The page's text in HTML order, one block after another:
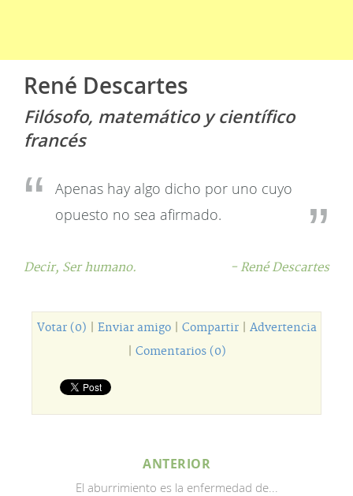
René Descartes
Filósofo, matemático y científico
francés
Apenas hay algo dicho por uno cuyo
opuesto no sea afirmado.
Decir, Ser humano. - René Descartes
Votar (0) Enviar amigo| Compartir| Advertencia
Comentarios (0)
ANTERIOR
El aburrimiento es la enfermedad de...